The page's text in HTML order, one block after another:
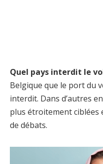
Quel pays interdit le
Belgique que le port du
interdit. Dans d’autres
plus étroitement ciblées
de débats.